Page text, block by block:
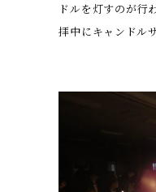
ドルを灯すのが行
拝中にキャンドル